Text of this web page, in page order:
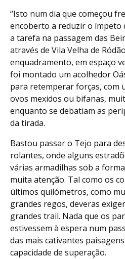
“Isto num dia que começou
encoberto a reduzir o ímpeto
a tarefa na passagem das
através de Vila Velha de
enquadramento, em espaço
foi montado um acolhedor
para retemperar forças, com
ovos mexidos ou bifanas,
enquanto se debatiam as
da tirada.
Bastou passar o Tejo para
rolantes, onde alguns
várias armadilhas sob a
muita atenção. Tal como os
últimos quilómetros, como
grandes regos, deveras
grandes trail. Nada que os
estivessem à espera num
das mais cativantes
capacidade de superação.